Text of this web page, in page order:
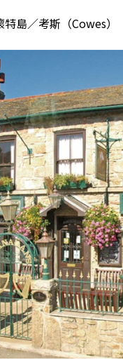
島／考斯（Cowes）